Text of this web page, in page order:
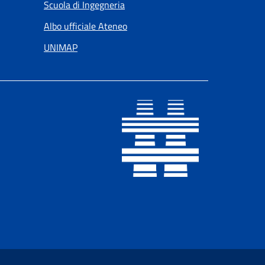
Scuola di Ingegneria
Albo ufficiale Ateneo
UNIMAP